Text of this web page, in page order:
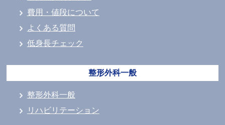
費用・値段について
よくある質問
低身長チェック
整形外科一般
整形外科一般
リハビリテーション